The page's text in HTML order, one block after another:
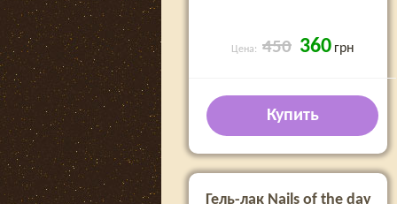
Цена: 450 360 грн
Купить
Гель-лак Nails of the day